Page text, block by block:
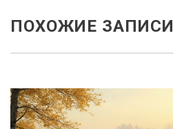
ПОХОЖИЕ ЗАПИСИ